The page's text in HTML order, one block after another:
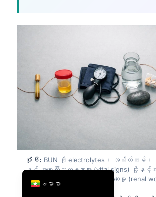
ပုံ ၆: BUN ကို electrolytes၊ အယ်လ်ဘမ်၊
နှင့် အရေးကြီးလက္ခဏာများ (vital signs) တို့
သည့်အခါ ကျောက်ကပ်ဆိုင်ရာ စစ်ဆေးမှု (renal
ပိုမိုအဓိပ္ပာယ်ရှိလာသည်။.
ဗမာစာ
English
Deutsch
עִבְרִית
Italiano
Español